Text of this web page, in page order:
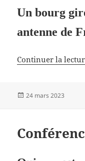
Un bourg
antenne de
Continuer la
Publié
24 mars 2023